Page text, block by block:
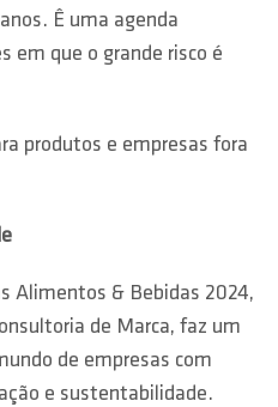
Ê uma agenda
em que o grande risco é
produtos e empresas fora
Alimentos & Bebidas 2024,
de Marca, faz um
de empresas com
e sustentabilidade.